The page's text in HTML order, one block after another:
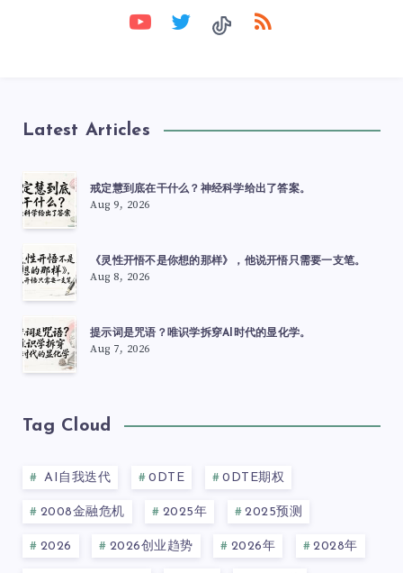
Latest Articles
戒定慧到底在干什么？神经科学给出了答案。
Aug 9, 2026
《灵性开悟不是你想的那样》，他说开悟只需要一支笔。
Aug 8, 2026
提示词是咒语？唯识学拆穿AI时代的显化学。
Aug 7, 2026
Tag Cloud
AI自我迭代 0DTE 0DTE期权
2008金融危机 2025年 2025预测
2026 2026创业趋势 2026年 2028年